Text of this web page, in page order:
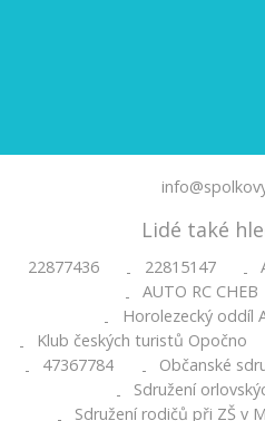
Lidé také
22877436 - 22815147 -
-
AUTO RC CHEB
-
Horolezecký oddíl
-
Klub českých turistů Opočno
-
47367784 - Občanské
-
Sdružení
Sdružení rodičů při ZŠ v